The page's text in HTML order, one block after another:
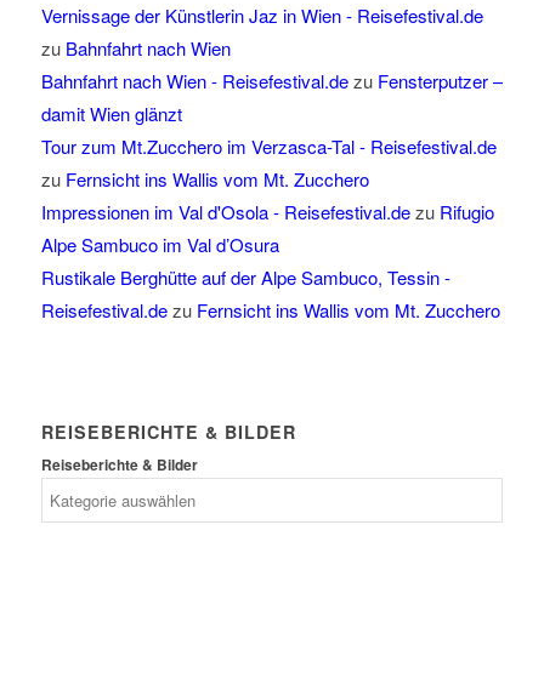
Vernissage der Künstlerin Jaz in Wien - Reisefestival.de
zu Bahnfahrt nach Wien
Bahnfahrt nach Wien - Reisefestival.dezu Fensterputzer –
damit Wien glänzt
Tour zum Mt.Zucchero im Verzasca-Tal - Reisefestival.de
zu Fernsicht ins Wallis vom Mt. Zucchero
Impressionen im Val d'Osola - Reisefestival.dezu Rifugio
Alpe Sambuco im Val d’Osura
Rustikale Berghütte auf der Alpe Sambuco, Tessin -
Reisefestival.dezu Fernsicht ins Wallis vom Mt. Zucchero
REISEBERICHTE & BILDER
Reiseberichte & Bilder